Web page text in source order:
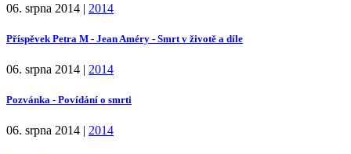
06. srpna 2014 | 2014
Příspěvek Petra M - Jean Améry - Smrt v životě a díle
06. srpna 2014 | 2014
Pozvánka - Povídání o smrti
06. srpna 2014 | 2014